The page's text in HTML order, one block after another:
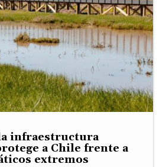
infraestructura
a Chile frente a
extremos